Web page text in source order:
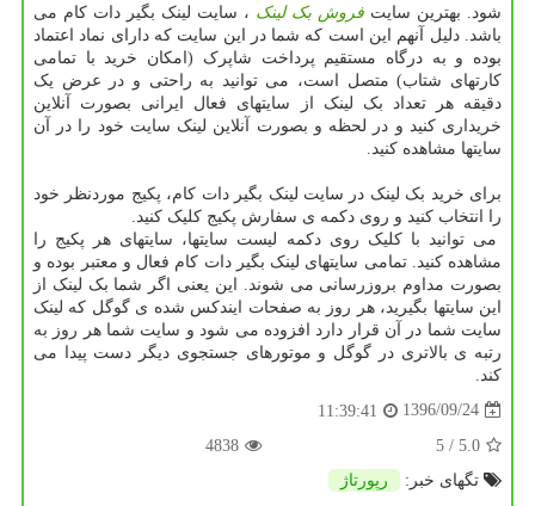
شود. بهترین سایت فروش بک لینک ، سایت لینک بگیر دات کام می
باشد. دلیل آنهم این است که شما در این سایت که دارای نماد اعتماد
بوده و به درگاه مستقیم پرداخت شاپرک (امکان خرید با تمامی
کارتهای شتاب) متصل است، می توانید به راحتی و در عرض یک
دقیقه هر تعداد بک لینک از سایتهای فعال ایرانی بصورت آنلاین
خریداری کنید و در لحظه و بصورت آنلاین لینک سایت خود را در آن
سایتها مشاهده کنید.
برای خرید بک لینک در سایت لینک بگیر دات کام، پکیج موردنظر خود
را انتخاب کنید و روی دکمه ی سفارش پکیج کلیک کنید.
می توانید با کلیک روی دکمه لیست سایتها، سایتهای هر پکیج را
مشاهده کنید. تمامی سایتهای لینک بگیر دات کام فعال و معتبر بوده و
بصورت مداوم بروزرسانی می شوند. این یعنی اگر شما بک لینک از
این سایتها بگیرید، هر روز به صفحات ایندکس شده ی گوگل که لینک
سایت شما در آن قرار دارد افزوده می شود و سایت شما هر روز به
رتبه ی بالاتری در گوگل و موتورهای جستجوی دیگر دست پیدا می
کند.
1396/09/24
11:39:41
5.0
/ 5
4838
تگهای خبر:
رپورتاژ